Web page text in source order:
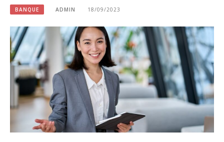
BANQUE ADMIN 18/09/2023